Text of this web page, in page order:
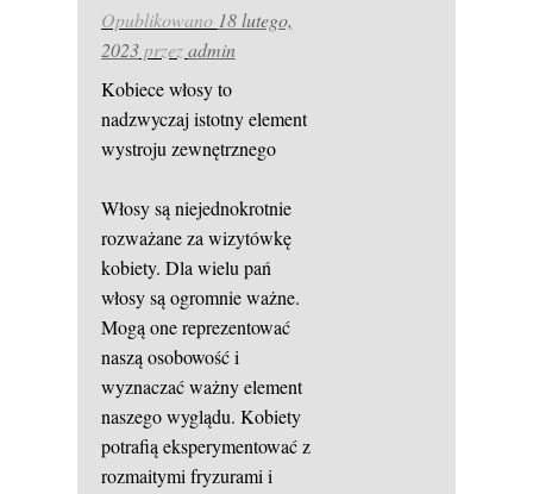
Opublikowano 18 lutego,
2023przezadmin
Kobiece włosy to
nadzwyczaj istotny element
wystroju zewnętrznego
Włosy są niejednokrotnie
rozważane za wizytówkę
kobiety. Dla wielu pań
włosy są ogromnie ważne.
Mogą one reprezentować
naszą osobowość i
wyznaczać ważny element
naszego wyglądu. Kobiety
potrafią eksperymentować z
rozmaitymi fryzurami i